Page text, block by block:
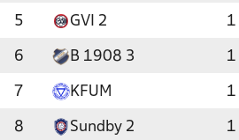
5 GVI 2 1
6 B 1908 3 1
7 KFUM 1
8 Sundby 2 1